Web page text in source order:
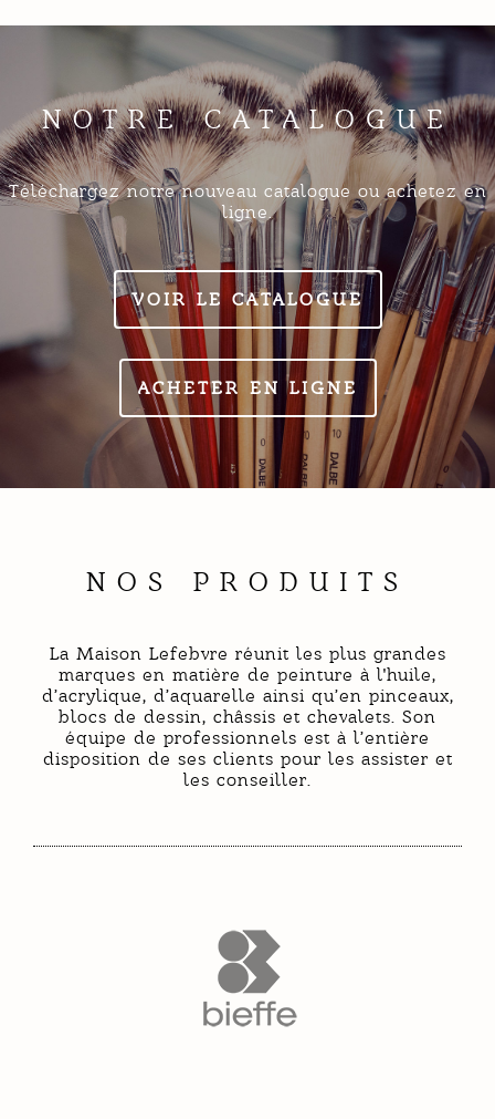
NOTRE CATALOGUE
Téléchargez notre nouveau catalogue ou achetez en
ligne.
VOIR LE CATALOGUE
ACHETER EN LIGNE
NOS PRODUITS
La Maison Lefebvre réunit les plus grandes
marques en matière de peinture à l'huile,
d’acrylique, d’aquarelle ainsi qu’en pinceaux,
blocs de dessin, châssis et chevalets. Son
équipe de professionnels est à l’entière
disposition de ses clients pour les assister et
les conseiller.